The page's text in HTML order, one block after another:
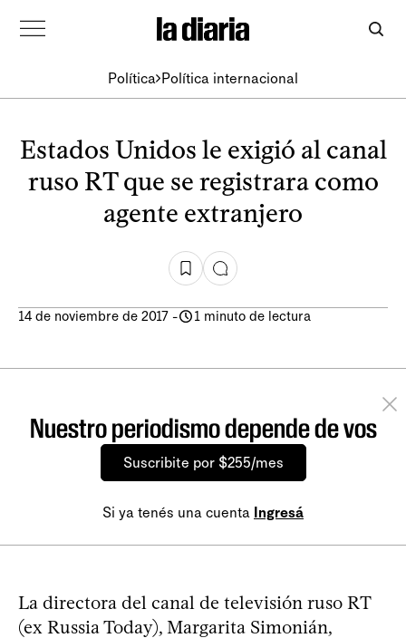
Política Política internacional
Estados Unidos le exigió al canal
ruso RT que se registrara como
agente extranjero
14 de noviembre de 2017 - 1 minuto de lectura
Nuestro periodismo depende de vos
Suscribite por $255/mes
Si ya tenés una cuenta Ingresá
La directora del canal de televisión ruso RT
(ex Russia Today), Margarita Simonián,